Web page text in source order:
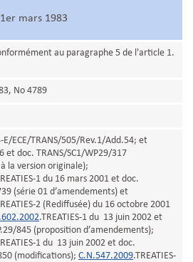
1er mars 1983
au paragraphe 5 de l'article 1.
No 4789
E/ECE/TRANS/505/Rev.1/Add.54; et
et doc. TRANS/SC1/WP29/317
la version originale);
1 du 16 mars 2001 et doc.
(série 01 d’amendements) et
2 (Rediffusée) du 16 octobre 2001
.TREATIES-1 du 13 juin 2002 et
845 (proposition d’amendements);
1 du 13 juin 2002 et doc.
(modifications); C.N.547.2009.TREATIES-